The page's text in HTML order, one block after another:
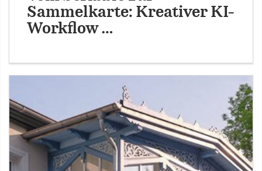
Sammelkarte: Kreativer KI-
Workflow …